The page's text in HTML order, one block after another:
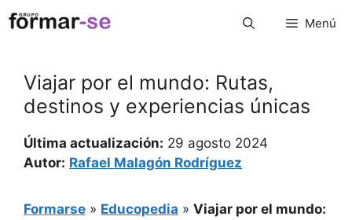
Saltar
al
Menú
Viajar por el mundo: Rutas,
destinos y experiencias únicas
Última actualización: 29 agosto 2024
Autor: Rafael Malagón Rodríguez
Formarse » Educopedia » Viajar por el mundo: